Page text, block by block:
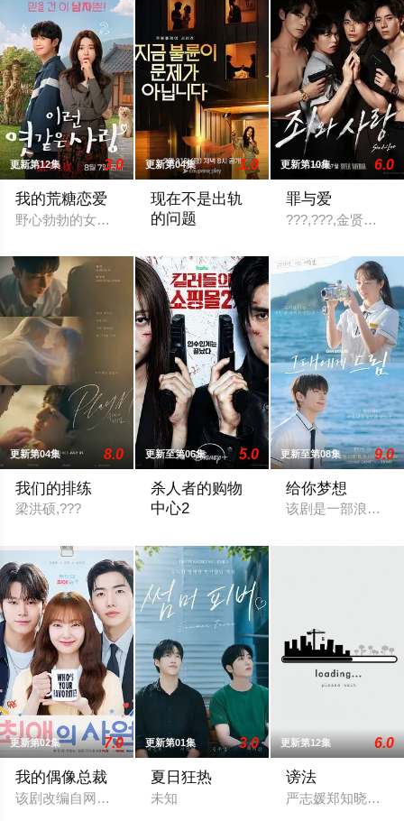
更新第12集 3.0
我的荒糖恋爱
野心勃勃的女检察官高恩世（贺营 饰）意外失忆，住进拳击教
更新第04集 1.0
现在不是出轨
的问题
更新第10集 6.0
罪与爱
???,???,金贤叙,???
更新第04集 8.0
我们的排练
梁洪硕,???
更新至第06集 5.0
杀人者的购物
中心2
更新至第08集 9.0
给你梦想
该剧是一部浪漫喜
更新第02集 7.0
我的偶像总裁
该剧改编自网络漫画《我的欧巴是偶像》，是一部浪漫喜剧。
更新第01集 3.0
夏日狂热
未知
更新第12集 6.0
谤法
严志媛郑知晓成东